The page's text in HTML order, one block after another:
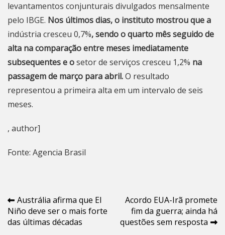
levantamentos conjunturais divulgados mensalmente
pelo IBGE. Nos últimos dias, o instituto mostrou que a
indústria cresceu 0,7%, sendo o quarto mês seguido de
alta na comparação entre meses imediatamente
subsequentes e osetor de serviços cresceu 1,2% na
passagem de março para abril.O resultado
representou a primeira alta em um intervalo de seis
meses.
, author]
Fonte: Agencia Brasil
Navegação
de
Austrália afirma que El
Niño deve ser o mais forte
das últimas décadas
Acordo EUA-Irã promete
fim da guerra; ainda há
questões sem resposta